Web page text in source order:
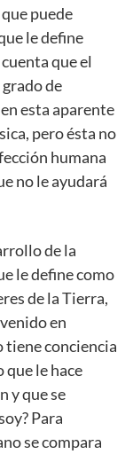
puede
le define
que el
de
esta aparente
pero ésta no
humana
no le ayudará
de la
le define como
de la Tierra,
en
tiene conciencia
que le hace
y que se
Para
se compara